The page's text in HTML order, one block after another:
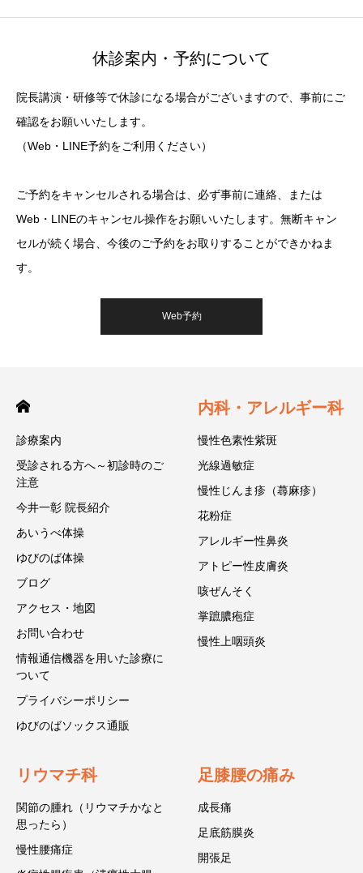
休診案内・予約について
院長講演・研修等で休診になる場合がございますので、事前にご
確認をお願いいたします。
（Web・LINE予約をご利用ください）
ご予約をキャンセルされる場合は、必ず事前に連絡、または
Web・LINEのキャンセル操作をお願いいたします。無断キャン
セルが続く場合、今後のご予約をお取りすることができかねま
す。
Web予約
診療案内
受診される方へ～初診時のご
注意
今井一彰 院長紹介
あいうべ体操
ゆびのば体操
ブログ
アクセス・地図
お問い合わせ
情報通信機器を用いた診療に
ついて
プライバシーポリシー
ゆびのばソックス通販
内科・アレルギー科
慢性色素性紫斑
光線過敏症
慢性じんま疹（蕁麻疹）
花粉症
アレルギー性鼻炎
アトピー性皮膚炎
咳ぜんそく
掌蹠膿疱症
慢性上咽頭炎
リウマチ科
関節の腫れ（リウマチかなと
思ったら）
慢性腰痛症
足膝腰の痛み
成長痛
足底筋膜炎
開張足